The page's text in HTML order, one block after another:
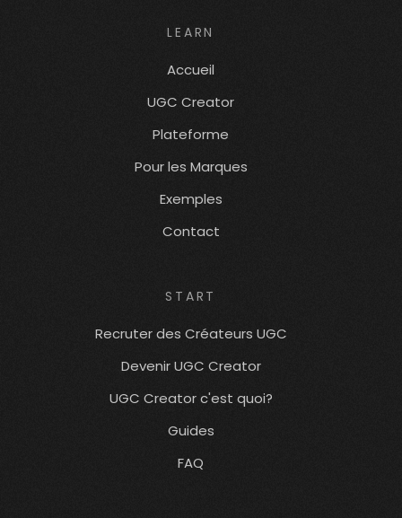
LEARN
Accueil
UGC Creator
Plateforme
Pour les Marques
Exemples
Contact
START
Recruter des Créateurs UGC
Devenir UGC Creator
UGC Creator c'est quoi?
Guides
FAQ